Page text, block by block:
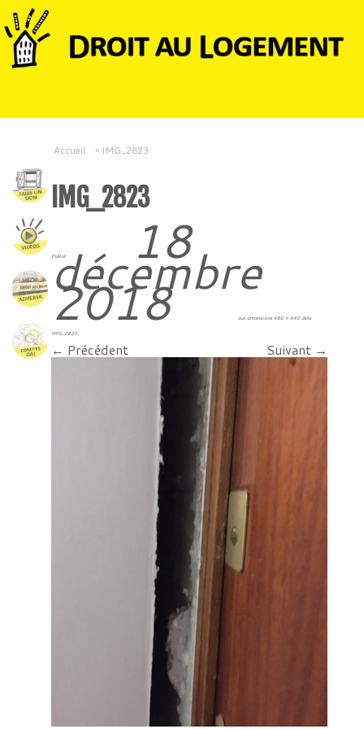
Accueil » IMG_2823
IMG_2823
Publié 18
décembre
2018 aux dimensions 480 × 640 dans
IMG_2823.
← Précédent Suivant →